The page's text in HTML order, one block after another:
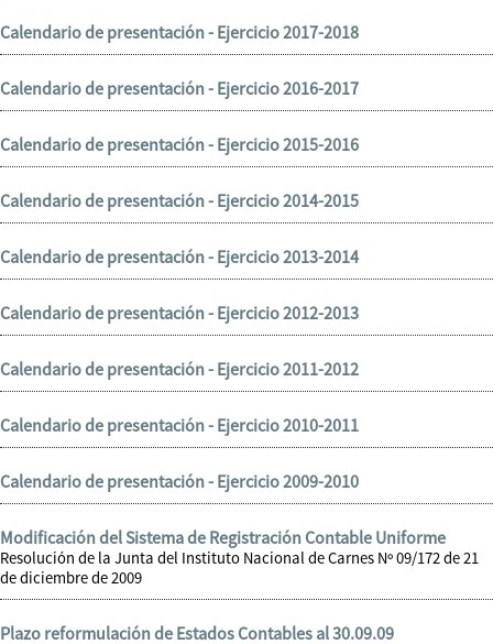
Calendario de presentación - Ejercicio 2017-2018
Calendario de presentación - Ejercicio 2016-2017
Calendario de presentación - Ejercicio 2015-2016
Calendario de presentación - Ejercicio 2014-2015
Calendario de presentación - Ejercicio 2013-2014
Calendario de presentación - Ejercicio 2012-2013
Calendario de presentación - Ejercicio 2011-2012
Calendario de presentación - Ejercicio 2010-2011
Calendario de presentación - Ejercicio 2009-2010
Modificación del Sistema de Registración Contable Uniforme
Resolución de la Junta del Instituto Nacional de Carnes Nº 09/172 de 21
de diciembre de 2009
Plazo reformulación de Estados Contables al 30.09.09